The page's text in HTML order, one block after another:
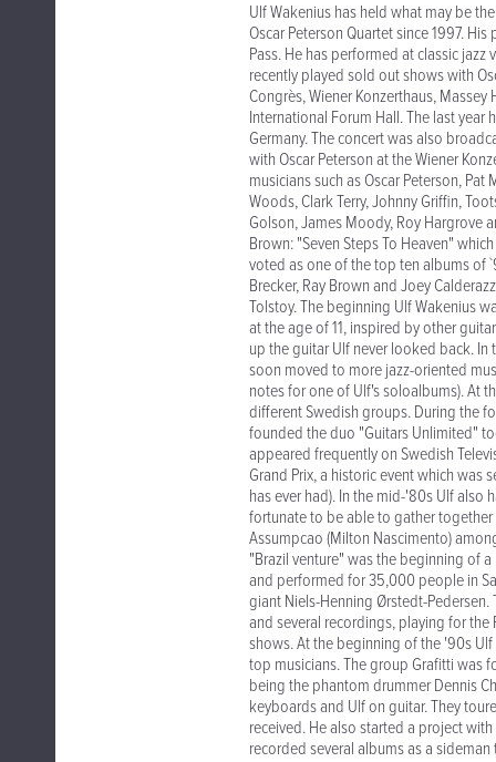
Ulf Wakenius has held what may be
Oscar Peterson Quartet since 1997.
Pass. He has performed at classic
recently played sold out shows with
Congrès, Wiener Konzerthaus,
International Forum Hall. The last
Germany. The concert was also
with Oscar Peterson at the Wiener
musicians such as Oscar Peterson,
Woods, Clark Terry, Johnny Griffin,
Golson, James Moody, Roy Hargrove
Brown: "Seven Steps To Heaven"
voted as one of the top ten albums of
Brecker, Ray Brown and Joey
Tolstoy. The beginning Ulf Wakenius
at the age of 11, inspired by other
up the guitar Ulf never looked back.
soon moved to more jazz-oriented
notes for one of Ulf's soloalbums). At
different Swedish groups. During the
founded the duo "Guitars Unlimited"
appeared frequently on Swedish
Grand Prix, a historic event which
has ever had). In the mid-'80s Ulf also
fortunate to be able to gather together
Assumpcao (Milton Nascimento)
"Brazil venture" was the beginning of
and performed for 35,000 people in
giant Niels-Henning Ørstedt-
and several recordings, playing for
shows. At the beginning of the '90s
top musicians. The group Grafitti was
being the phantom drummer Dennis
keyboards and Ulf on guitar. They
received. He also started a project
recorded several albums as a